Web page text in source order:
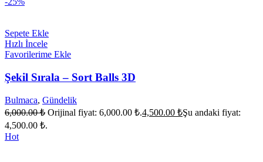
Sepete Ekle
Hızlı İncele
Favorilerime Ekle
Şekil Sırala – Sort Balls 3D
Bulmaca, Gündelik
6,000.00₺ Orijinal fiyat: 6,000.00 ₺.4,500.00 ₺Şu andaki fiyat:
4,500.00 ₺.
Hot